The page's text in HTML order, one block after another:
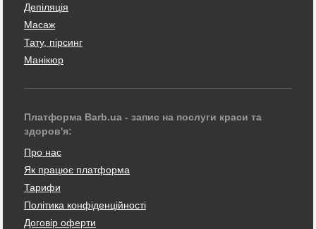
Депіляція
Масаж
Тату, пірсинг
Манікюр
Платформа Barb.ua - запис на послуги краси та
здоров'я:
Про нас
Як працює платформа
Тарифи
Політика конфіденційності
Договір оферти